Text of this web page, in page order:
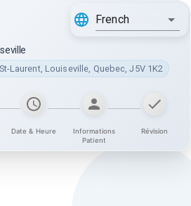
French
Laurent, Louiseville, Quebec, J5V 1K2
Date & Heure
Informations
Patient
Révision